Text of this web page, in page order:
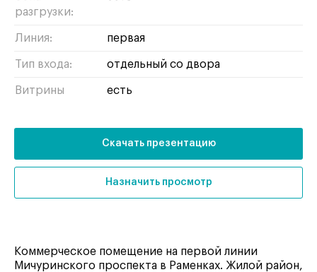
разгрузки:
Линия: первая
Тип входа: отдельный со двора
Витрины есть
Скачать презентацию
Назначить просмотр
Коммерческое помещение на первой линии
Мичуринского проспекта в Раменках. Жилой район,